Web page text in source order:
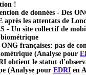
!
de données - Des
après les attentats de
- Un site collectif de
ONG françaises: pas de
(Analyse pour
obtient le statut
(Analyse pour EDRI en